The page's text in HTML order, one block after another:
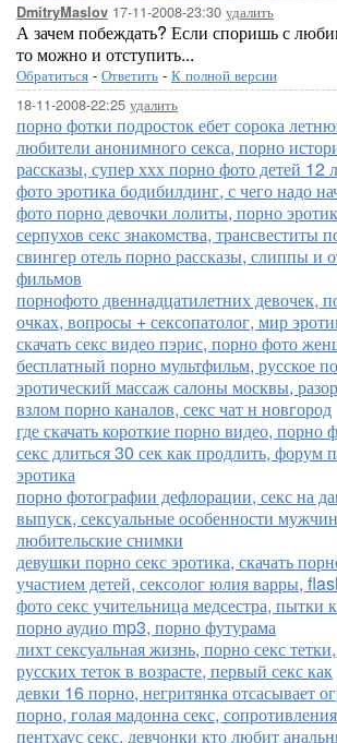
DmitryMaslov 17-11-2008-23:30 удалить
А зачем побеждать? Если споришь с
то можно и отступить...
Обратиться - Ответить - К полной версии
18-11-2008-22:25 удалить
порно фотки подросток ебет сорока
любители анонимного секса, порно
рассказы, супер ххх порно фото детей 12
фото эротика бодибилдинг, с чего надо
фото порно девочки лолиты, порно
серпухов секс знакомства, трансвеститы
свингер отель порно рассказы, слиппы и
фильмов
порнофото двеннадцатилетних девочек,
очках, вопросы + сексопатолог, мир
скачать секс видео пэрис, порно фото
бесплатный порно мультфильм, русское
эротический массаж салоны москвы,
взлом порно каналов, секс чат н новгород
где скачать короткие порно видео, порно
секс длиться 30 сек как продлить, форум
эротика
порно фотографии дефлорации, секс на
выпуск, сексуальные особенности
любительские снимки
девушки порно секс эротика, скачать
участием детей, сексолог юлия варры,
фото секс учительница медсестра, пытки
порно аудио mp3, порно футурама
лихт сексуальная жизнь, порно секс
русских теток в возрасте, первый секс как
девки 16 порно, негритянка отсасывает
порно, голая мадонна секс,
пентхаус секс, девчонки кто любит